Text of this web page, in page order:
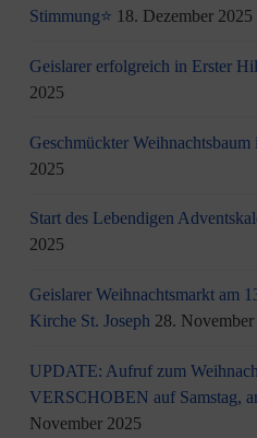
Stimmung⭐ 18. Dezember 2025
Geislarer erfolgreich in Erster
2025
Geschmückter Weihnachtsbaum
2025
Start des Lebendigen
2025
Geislarer Weihnachtsmarkt am
Kirche St. Joseph 28. November
UPDATE: Aufruf zum
VERSCHOBEN auf Samstag,
November 2025